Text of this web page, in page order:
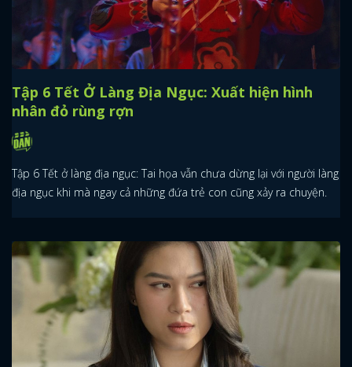
Tập 6 Tết Ở Làng Địa Ngục: Xuất hiện hình
nhân đỏ rùng rợn
Tập 6 Tết ở làng địa ngục: Tai họa vẫn chưa dừng lại với người làng
địa ngục khi mà ngay cả những đứa trẻ con cũng xảy ra chuyện.